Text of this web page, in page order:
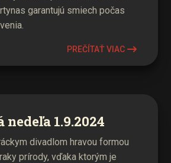
garantujú smiech počas
PREČÍTAŤ VIAC
1.9.2024
divadlom hravou formou
prírody, vďaka ktorým je